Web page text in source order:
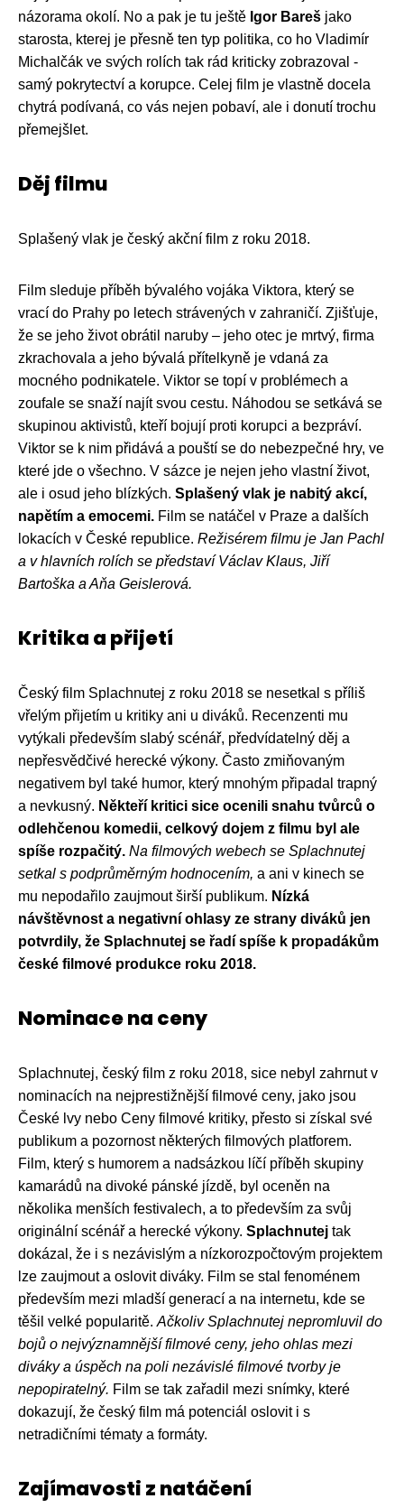
názorama okolí. No a pak je tu ještě Igor Bareš jako
starosta, kterej je přesně ten typ politika, co ho Vladimír
Michalčák ve svých rolích tak rád kriticky zobrazoval -
samý pokrytectví a korupce. Celej film je vlastně docela
chytrá podívaná, co vás nejen pobaví, ale i donutí trochu
přemejšlet.
Děj filmu
Splašený vlak je český akční film z roku 2018.
Film sleduje příběh bývalého vojáka Viktora, který se
vrací do Prahy po letech strávených v zahraničí. Zjišťuje,
že se jeho život obrátil naruby – jeho otec je mrtvý, firma
zkrachovala a jeho bývalá přítelkyně je vdaná za
mocného podnikatele. Viktor se topí v problémech a
zoufale se snaží najít svou cestu. Náhodou se setkává se
skupinou aktivistů, kteří bojují proti korupci a bezpráví.
Viktor se k nim přidává a pouští se do nebezpečné hry, ve
které jde o všechno. V sázce je nejen jeho vlastní život,
ale i osud jeho blízkých. Splašený vlak je nabitý akcí,
napětím a emocemi. Film se natáčel v Praze a dalších
lokacích v České republice. Režisérem filmu je Jan Pachl
a v hlavních rolích se představí Václav Klaus, Jiří
Bartoška a Aňa Geislerová.
Kritika a přijetí
Český film Splachnutej z roku 2018 se nesetkal s příliš
vřelým přijetím u kritiky ani u diváků. Recenzenti mu
vytýkali především slabý scénář, předvídatelný děj a
nepřesvědčivé herecké výkony. Často zmiňovaným
negativem byl také humor, který mnohým připadal trapný
a nevkusný. Někteří kritici sice ocenili snahu tvůrců o
odlehčenou komedii, celkový dojem z filmu byl ale
spíše rozpačitý. Na filmových webech se Splachnutej
setkal s podprůměrným hodnocením, a ani v kinech se
mu nepodařilo zaujmout širší publikum. Nízká
návštěvnost a negativní ohlasy ze strany diváků jen
potvrdily, že Splachnutej se řadí spíše k propadákům
české filmové produkce roku 2018.
Nominace na ceny
Splachnutej, český film z roku 2018, sice nebyl zahrnut v
nominacích na nejprestižnější filmové ceny, jako jsou
České lvy nebo Ceny filmové kritiky, přesto si získal své
publikum a pozornost některých filmových platforem.
Film, který s humorem a nadsázkou líčí příběh skupiny
kamarádů na divoké pánské jízdě, byl oceněn na
několika menších festivalech, a to především za svůj
originální scénář a herecké výkony. Splachnutej tak
dokázal, že i s nezávislým a nízkorozpočtovým projektem
lze zaujmout a oslovit diváky. Film se stal fenoménem
především mezi mladší generací a na internetu, kde se
těšil velké popularitě. Ačkoliv Splachnutej nepromluvil do
bojů o nejvýznamnější filmové ceny, jeho ohlas mezi
diváky a úspěch na poli nezávislé filmové tvorby je
nepopiratelný. Film se tak zařadil mezi snímky, které
dokazují, že český film má potenciál oslovit i s
netradičními tématy a formáty.
Zajímavosti z natáčení